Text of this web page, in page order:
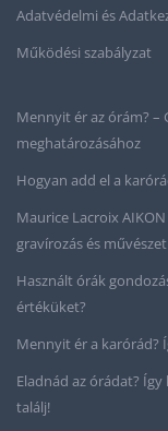
Adatvédelmi és
Működési szabályzat
Mennyit ér az órám?
meghatározásához
Hogyan add el a
Maurice Lacroix
gravírozás és
Használt órák
értéküket?
Mennyit ér a karórád?
Eladnád az órádat?
találj!